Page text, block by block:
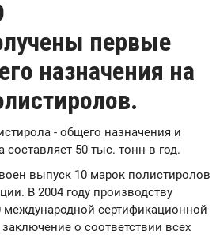
первые
назначения на
- общего назначения и
50 тыс. тонн в год.
выпуск 10 марок полистиролов
В 2004 году производству
международной сертификационной
о соответствии всех